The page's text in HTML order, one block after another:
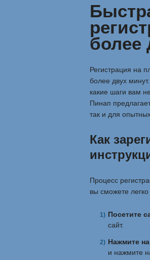
более
Регистрация на
более двух
какие шаги вам
Пинап
так и для
Как
Процесс
вы сможете
Посетите
сайт.
Нажмите
и нажмите